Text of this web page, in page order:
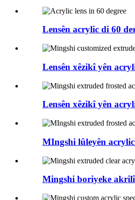
Lensên acrylic di 60
Lensên xêzikî yên
Lensên xêzikî yên
MIngshi lûleyên
Mingshi boriyeke